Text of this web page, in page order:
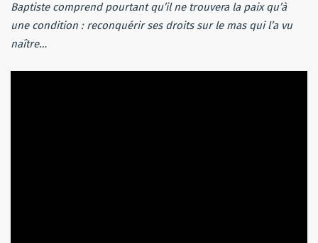
Baptiste comprend pourtant qu’il ne trouvera la paix qu’à
une condition : reconquérir ses droits sur le mas qui l’a vu
naître…